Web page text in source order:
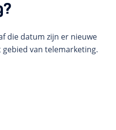
die datum zijn er nieuwe
van telemarketing.